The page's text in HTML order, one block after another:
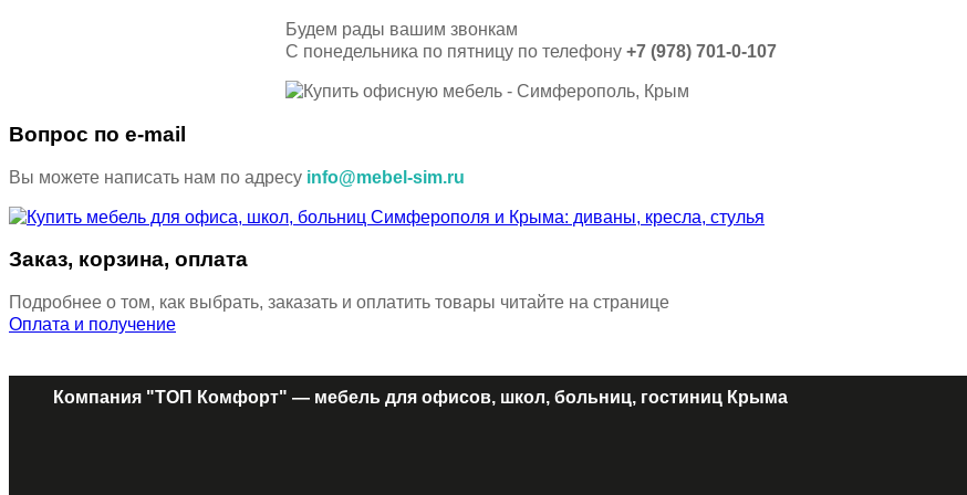
Будем рады вашим звонкам
С понедельника по пятницу по телефону +7 (978) 701-0-107
Вопрос по e-mail
Вы можете написать нам по адресу info@mebel-sim.ru
Заказ, корзина, оплата
Подробнее о том, как выбрать, заказать и оплатить товары читайте на странице
Оплата и получение
Компания "ТОП Комфорт" — мебель для офисов, школ, больниц, гостиниц Крыма